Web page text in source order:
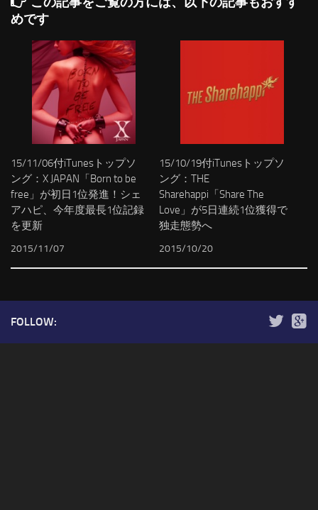
めです
15/11/06付iTunesトップソ
ング：X JAPAN「Born to be
free」が初日1位発進！シェ
アハピ、今年度最長1位記録
を更新
2015/11/07
15/10/19付iTunesトップソ
ング：THE
Sharehappi「Share The
Love」が5日連続1位獲得で
独走態勢へ
2015/10/20
FOLLOW: